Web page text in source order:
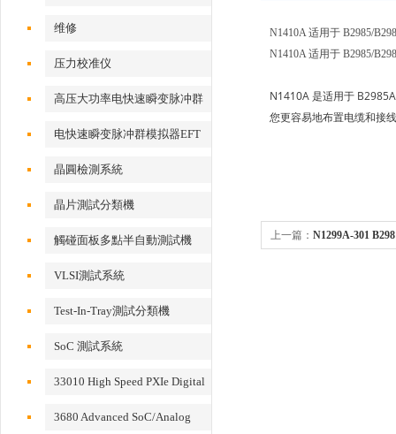
维修
压力校准仪
高压大功率电快速瞬变脉冲群
测试系统
电快速瞬变脉冲群模拟器EFT
500x
晶圓檢測系統
晶片測試分類機
觸碰面板多點半自動測試機
VLSI測試系統
Test-In-Tray測試分類機
SoC 測試系統
33010 High Speed PXIe Digital
3680 Advanced SoC/Analog
N1410A 适用于 B2985/
N1410A 适用于 B2985/
N1410A 是适用于
您更容易地布置电缆和接
上一篇： N1299A-301